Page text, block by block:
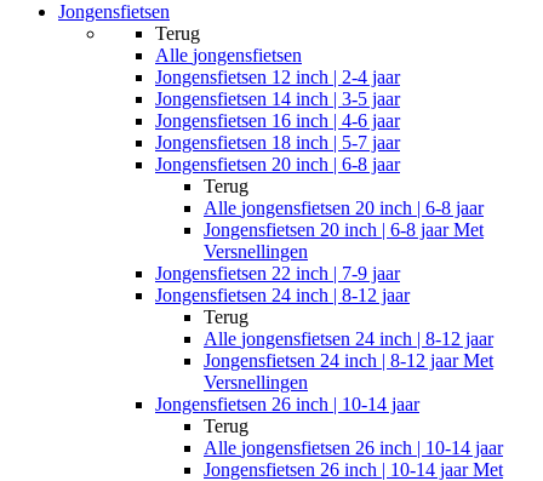
Jongensfietsen
Terug
Alle jongensfietsen
Jongensfietsen 12 inch | 2-4 jaar
Jongensfietsen 14 inch | 3-5 jaar
Jongensfietsen 16 inch | 4-6 jaar
Jongensfietsen 18 inch | 5-7 jaar
Jongensfietsen 20 inch | 6-8 jaar
Terug
Alle jongensfietsen 20 inch | 6-8 jaar
Jongensfietsen 20 inch | 6-8 jaar Met
Versnellingen
Jongensfietsen 22 inch | 7-9 jaar
Jongensfietsen 24 inch | 8-12 jaar
Terug
Alle jongensfietsen 24 inch | 8-12 jaar
Jongensfietsen 24 inch | 8-12 jaar Met
Versnellingen
Jongensfietsen 26 inch | 10-14 jaar
Terug
Alle jongensfietsen 26 inch | 10-14 jaar
Jongensfietsen 26 inch | 10-14 jaar Met